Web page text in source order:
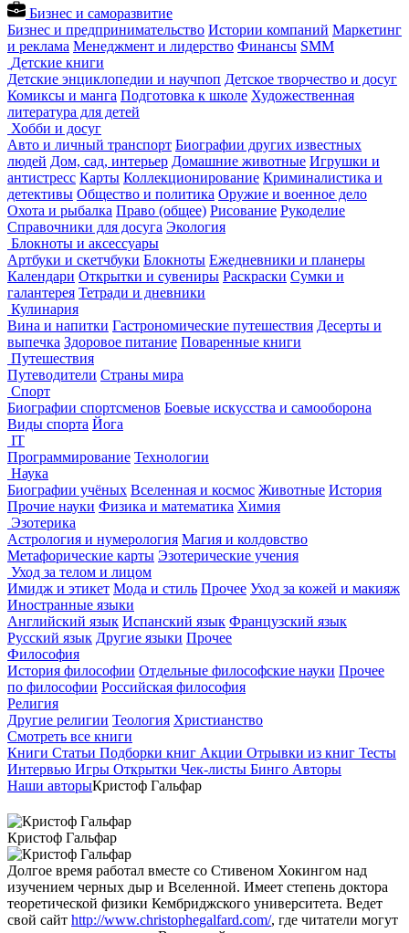
Бизнес и саморазвитие
Бизнес и предпринимательство Истории компаний Маркетинг
и реклама Менеджмент и лидерство Финансы SMM
Детские книги
Детские энциклопедии и научпоп Детское творчество и досуг
Комиксы и манга Подготовка к школе Художественная
литература для детей
Хобби и досуг
Авто и личный транспорт Биографии других известных
людей Дом, сад, интерьер Домашние животные Игрушки и
антистресс Карты Коллекционирование Криминалистика и
детективы Общество и политика Оружие и военное дело
Охота и рыбалка Право (общее) Рисование Рукоделие
Справочники для досуга Экология
Блокноты и аксессуары
Артбуки и скетчбуки Блокноты Ежедневники и планеры
Календари Открытки и сувениры Раскраски Сумки и
галантерея Тетради и дневники
Кулинария
Вина и напитки Гастрономические путешествия Десерты и
выпечка Здоровое питание Поваренные книги
Путешествия
Путеводители Страны мира
Спорт
Биографии спортсменов Боевые искусства и самооборона
Виды спорта Йога
IT
Программирование Технологии
Наука
Биографии учёных Вселенная и космос Животные История
Прочие науки Физика и математика Химия
Эзотерика
Астрология и нумерология Магия и колдовство
Метафорические карты Эзотерические учения
Уход за телом и лицом
Имидж и этикет Мода и стиль Прочее Уход за кожей и макияж
Иностранные языки
Английский язык Испанский язык Французский язык
Русский язык Другие языки Прочее
Философия
История философии Отдельные философские науки Прочее
по философии Российская философия
Религия
Другие религии Теология Христианство
Смотреть все книги
Книги Статьи Подборки книг Акции Отрывки из книг Тесты
Интервью Игры Открытки Чек-листы Бинго Авторы
Наши авторыКристоф Гальфар
Кристоф Гальфар
Долгое время работал вместе со Стивеном Хокингом над
изучением черных дыр и Вселенной. Имеет степень доктора
теоретической физики Кембриджского университета. Ведет
свой сайт http://www.christophegalfard.com/, где читатели могут